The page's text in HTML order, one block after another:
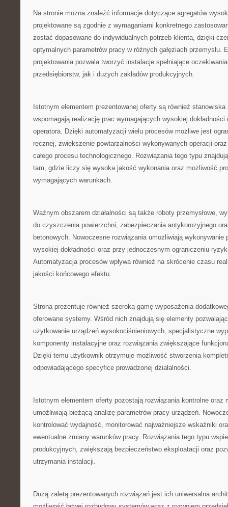
Na stronie można znaleźć informacje dotyczące agregatów
projektowane są zgodnie z wymaganiami konkretnego
zostać dopasowane do indywidualnych potrzeb klienta, dzięki
optymalnych parametrów pracy w różnych gałęziach przemysłu.
projektowania pozwala tworzyć instalacje spełniające
przedsiębiorstw, jak i dużych zakładów produkcyjnych.
Istotnym elementem prezentowanej oferty są również
wspomagają realizację prac wymagających wysokiej
operatora. Dzięki automatyzacji wielu procesów możliwe jest
ręcznej, zwiększenie powtarzalności wykonywanych operacji
całego procesu technologicznego. Rozwiązania tego typu
tam, gdzie liczy się wysoka jakość wykonania oraz możliwość
wymagających warunkach.
Ważnym obszarem działalności są także roboty przemysłowe,
do czyszczenia powierzchni, zabezpieczania antykorozyjnego
betonowych. Nowoczesne rozwiązania umożliwiają wykonywanie
wysokiej dokładności oraz przy jednoczesnym ograniczeniu
Automatyzacja procesów wpływa również na skrócenie czasu
jakości końcowego efektu.
Strona prezentuje również szeroką gamę wyposażenia
oferowane systemy. Wśród nich znajdują się elementy
użytkowanie urządzeń wysokociśnieniowych, specjalistyczne
komponenty instalacyjne oraz rozwiązania zwiększające
Dzięki temu użytkownik otrzymuje możliwość stworzenia
odpowiadającego specyfice prowadzonej działalności.
Istotnym elementem oferty pozostają rozwiązania kontrolne oraz
umożliwiają bieżącą analizę parametrów pracy urządzeń.
kontrolować wydajność, monitorować najważniejsze wskaźniki
ewentualne zmiany warunków pracy. Rozwiązania tego typu
produkcyjnych, zwiększają bezpieczeństwo eksploatacji oraz
utrzymania instalacji.
Dużą zaletą prezentowanych rozwiązań jest ich uniwersalna